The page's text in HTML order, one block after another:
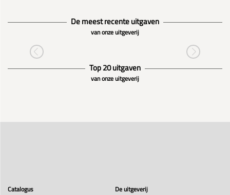
De meest recente uitgaven
van onze uitgeverij
Top 20 uitgaven
van onze uitgeverij
Catalogus
De uitgeverij